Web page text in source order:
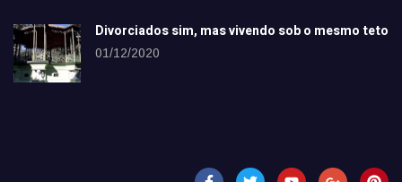
Divorciados sim, mas vivendo sob o mesmo teto
01/12/2020